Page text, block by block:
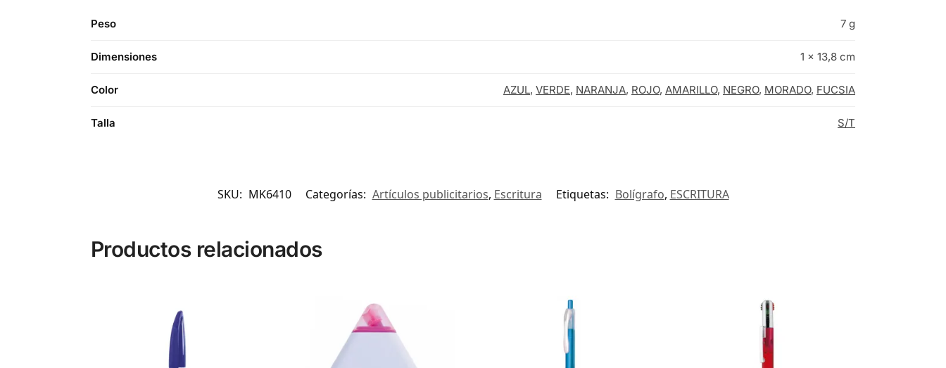
Peso 7 g
Dimensiones 1 × 13,8 cm
Color AZUL, VERDE, NARANJA, ROJO, AMARILLO, NEGRO, MORADO, FUCSIA
Talla S/T
SKU: MK6410 Categorías: Artículos publicitarios, Escritura Etiquetas: Bolígrafo, ESCRITURA
Productos relacionados